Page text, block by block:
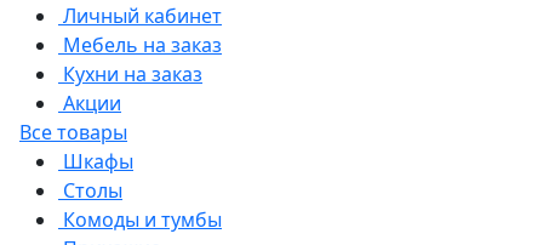
Личный кабинет
Мебель на заказ
Кухни на заказ
Акции
Все товары
Шкафы
Столы
Комоды и тумбы